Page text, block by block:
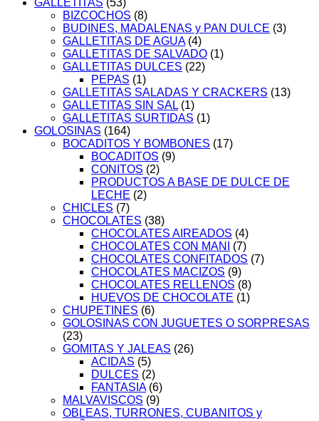
GALLETITAS (53)
BIZCOCHOS (8)
BUDINES, MADALENAS y PAN DULCE (3)
GALLETITAS DE AGUA (4)
GALLETITAS DE SALVADO (1)
GALLETITAS DULCES (22)
PEPAS (1)
GALLETITAS SALADAS Y CRACKERS (13)
GALLETITAS SIN SAL (1)
GALLETITAS SURTIDAS (1)
GOLOSINAS (164)
BOCADITOS Y BOMBONES (17)
BOCADITOS (9)
CONITOS (2)
PRODUCTOS A BASE DE DULCE DE
LECHE (2)
CHICLES (7)
CHOCOLATES (38)
CHOCOLATES AIREADOS (4)
CHOCOLATES CON MANI
(7)
CHOCOLATES CONFITADOS (7)
CHOCOLATES MACIZOS (9)
CHOCOLATES RELLENOS (8)
HUEVOS DE CHOCOLATE (1)
CHUPETINES (6)
GOLOSINAS CON JUGUETES O SORPRESAS
(23)
GOMITAS Y JALEAS (26)
ACIDAS (5)
DULCES (2)
FANTASIA (6)
MALVAVISCOS (9)
OBLEAS, TURRONES, CUBANITOS y